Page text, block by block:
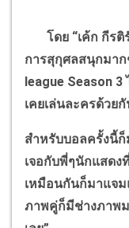
โดย “เค้ก กีรติ
การสุกุศลสนุกมา
league Season 3
เคยเล่นละครด้วย
สำหรับบอลครั้งนี้
เจอกับพี่ๆนักแสด
เหมือนกันก็มาแจ
ภาพคู่ก็มีช่างภาพม